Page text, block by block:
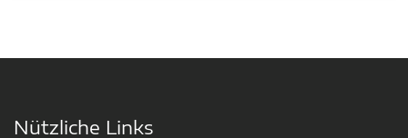
Nützliche Links